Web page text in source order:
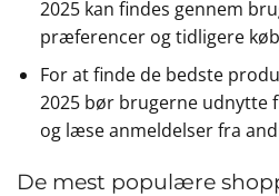
2025 kan findes gennem
præferencer og tidligere
For at finde de bedste
2025 bør brugerne udnytte
og læse anmeldelser fra
De mest populære